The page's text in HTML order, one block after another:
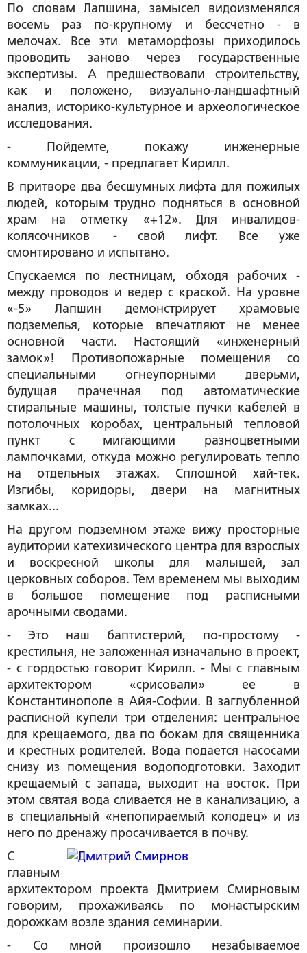
По словам Лапшина, замысел видоизменялся
восемь раз по-крупному и бессчетно - в
мелочах. Все эти метаморфозы приходилось
проводить заново через государственные
экспертизы. А предшествовали строительству,
как и положено, визуально-ландшафтный
анализ, историко-культурное и археологическое
исследования.
- Пойдемте, покажу инженерные
коммуникации, - предлагает Кирилл.
В притворе два бесшумных лифта для пожилых
людей, которым трудно подняться в основной
храм на отметку «+12». Для инвалидов-
колясочников - свой лифт. Все уже
смонтировано и испытано.
Спускаемся по лестницам, обходя рабочих -
между проводов и ведер с краской. На уровне
«-5» Лапшин демонстрирует храмовые
подземелья, которые впечатляют не менее
основной части. Настоящий «инженерный
замок»! Противопожарные помещения со
специальными огнеупорными дверьми,
будущая прачечная под автоматические
стиральные машины, толстые пучки кабелей в
потолочных коробах, центральный тепловой
пункт с мигающими разноцветными
лампочками, откуда можно регулировать тепло
на отдельных этажах. Сплошной хай-тек.
Изгибы, коридоры, двери на магнитных
замках...
На другом подземном этаже вижу просторные
аудитории катехизического центра для взрослых
и воскресной школы для малышей, зал
церковных соборов. Тем временем мы выходим
в большое помещение под расписными
арочными сводами.
- Это наш баптистерий, по-простому -
крестильня, не заложенная изначально в проект,
- с гордостью говорит Кирилл. - Мы с главным
архитектором «срисовали» ее в
Константинополе в Айя-Софии. В заглубленной
расписной купели три отделения: центральное
для крещаемого, два по бокам для священника
и крестных родителей. Вода подается насосами
снизу из помещения водоподготовки. Заходит
крещаемый с запада, выходит на восток. При
этом святая вода сливается не в канализацию, а
в специальный «непопираемый колодец» и из
него по дренажу просачивается в почву.
С
главным
архитектором проекта Дмитрием Смирновым
говорим, прохаживаясь по монастырским
дорожкам возле здания семинарии.
- Со мной произошло незабываемое